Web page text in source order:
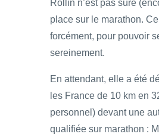
Rollin n’est pas sûre
place sur le marathon.
forcément, pour pouvoir
sereinement.
En attendant, elle a été
les France de 10 km en
personnel) devant une
qualifiée sur marathon :